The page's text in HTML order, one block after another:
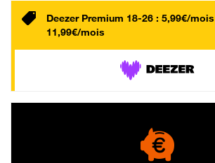
Deezer Premium 18-26 : 5,99€/
11,99€/mois